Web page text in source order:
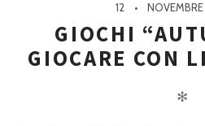
12 NOVEMBRE
GIOCHI
GIOCARE CON
✻